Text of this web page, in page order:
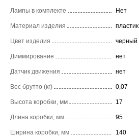
Лампы в комплекте Нет
Материал изделия пластик
Цвет изделия черный
Диммирование нет
Датчик движения нет
Вес брутто (кг) 0,07
Высота коробки, мм 17
Длина коробки, мм 95
Ширина коробки, мм 140